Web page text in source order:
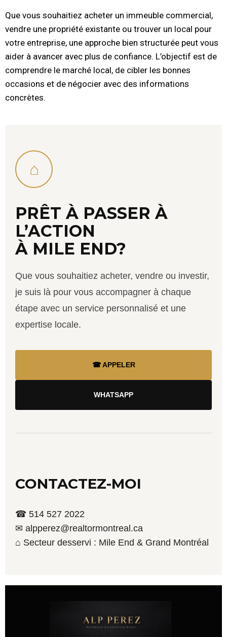
Que vous souhaitiez acheter un immeuble commercial,
vendre une propriété existante ou trouver un local pour
votre entreprise, une approche bien structurée peut vous
aider à avancer avec plus de confiance. L’objectif est de
comprendre le marché local, de cibler les bonnes
occasions et de négocier avec des informations
concrètes.
⌂
PRÊT À PASSER À
L’ACTION
À MILE END?
Que vous souhaitiez acheter, vendre ou investir,
je suis là pour vous accompagner à chaque
étape avec un service personnalisé et une
expertise locale.
☎ APPELER
WHATSAPP
CONTACTEZ-MOI
☎ 514 527 2022
✉ alpperez@realtormontreal.ca
⌂ Secteur desservi : Mile End & Grand Montréal